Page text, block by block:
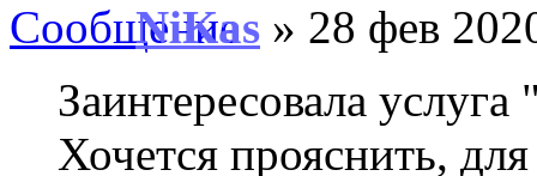
NiKas » 28 фев
Заинтересовала
Хочется прояснить,